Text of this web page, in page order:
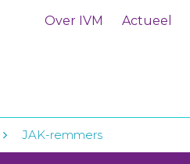
Over IVM Actueel
JAK-remmers